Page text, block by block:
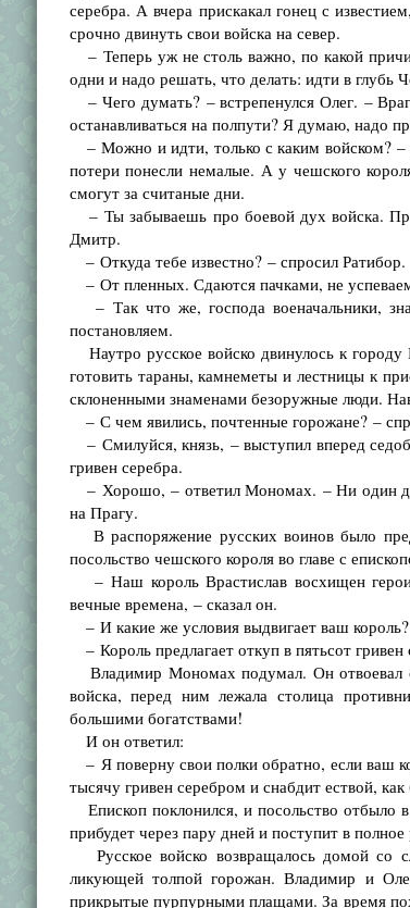
серебра. А вчера прискакал гонец с
срочно двинуть свои войска на север.
– Теперь уж не столь важно, по какой
одни и надо решать, что делать: идти в глубь
– Чего думать? – встрепенулся Олег. –
останавливаться на полпути? Я думаю, надо
– Можно и идти, только с каким войском? –
потери понесли немалые. А у чешского
смогут за считаные дни.
– Ты забываешь про боевой дух войска.
Дмитр.
– Откуда тебе известно? – спросил Ратибор.
– От пленных. Сдаются пачками, не
– Так что же, господа военачальники,
постановляем.
Наутро русское войско двинулось к
готовить тараны, камнеметы и лестницы к
склоненными знаменами безоружные люди.
– С чем явились, почтенные горожане? –
– Смилуйся, князь, – выступил вперед
гривен серебра.
– Хорошо, – ответил Мономах. – Ни один
на Прагу.
В распоряжение русских воинов было
посольство чешского короля во главе с
– Наш король Врастислав восхищен
вечные времена, – сказал он.
– И какие же условия выдвигает ваш
– Король предлагает откуп в пятьсот
Владимир Мономах подумал. Он отвоевал
войска, перед ним лежала столица
большими богатствами!
И он ответил:
– Я поверну свои полки обратно, если ваш
тысячу гривен серебром и снабдит ествой,
Епископ поклонился, и посольство отбыло
прибудет через пару дней и поступит в
Русское войско возвращалось домой со
ликующей толпой горожан. Владимир и
прикрытые пурпурными плащами. За время